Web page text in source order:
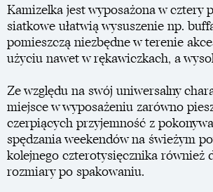
Kamizelka jest wyposażona w cztery
siatkowe ułatwią wysuszenie np.
pomieszczą niezbędne w terenie
użyciu nawet w rękawiczkach, a
Ze względu na swój uniwersalny
miejsce w wyposażeniu zarówno
czerpiących przyjemność z
spędzania weekendów na świeżym
kolejnego czterotysięcznika również
rozmiary po spakowaniu.